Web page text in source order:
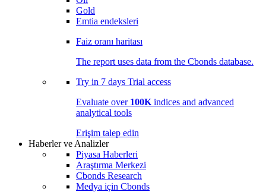
Gold
Emtia endeksleri
Faiz oranı haritası
The report uses data from the Cbonds database.
Try in 7 days Trial access
Evaluate over 100K indices and advanced
analytical tools
Erişim talep edin
Haberler ve Analizler
Piyasa Haberleri
Araştırma Merkezi
Cbonds Research
Medya için Cbonds